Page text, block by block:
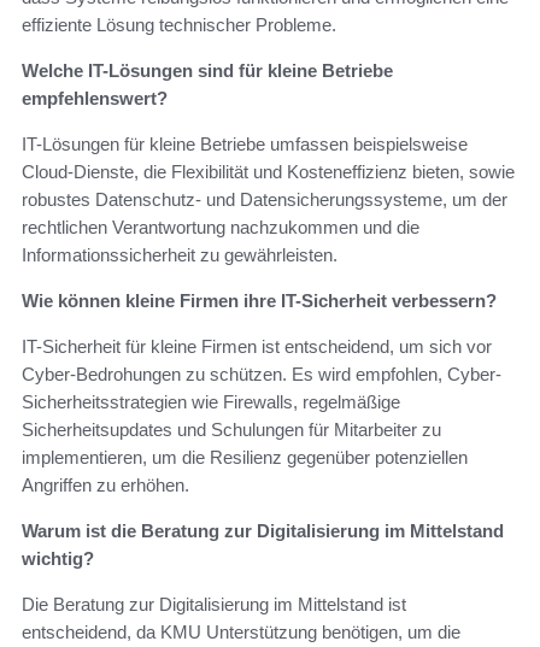
effiziente Lösung technischer Probleme.
Welche IT-Lösungen sind für kleine Betriebe
empfehlenswert?
IT-Lösungen für kleine Betriebe umfassen beispielsweise
Cloud-Dienste, die Flexibilität und Kosteneffizienz bieten, sowie
robustes Datenschutz- und Datensicherungssysteme, um der
rechtlichen Verantwortung nachzukommen und die
Informationssicherheit zu gewährleisten.
Wie können kleine Firmen ihre IT-Sicherheit verbessern?
IT-Sicherheit für kleine Firmen ist entscheidend, um sich vor
Cyber-Bedrohungen zu schützen. Es wird empfohlen, Cyber-
Sicherheitsstrategien wie Firewalls, regelmäßige
Sicherheitsupdates und Schulungen für Mitarbeiter zu
implementieren, um die Resilienz gegenüber potenziellen
Angriffen zu erhöhen.
Warum ist die Beratung zur Digitalisierung im Mittelstand
wichtig?
Die Beratung zur Digitalisierung im Mittelstand ist
entscheidend, da KMU Unterstützung benötigen, um die